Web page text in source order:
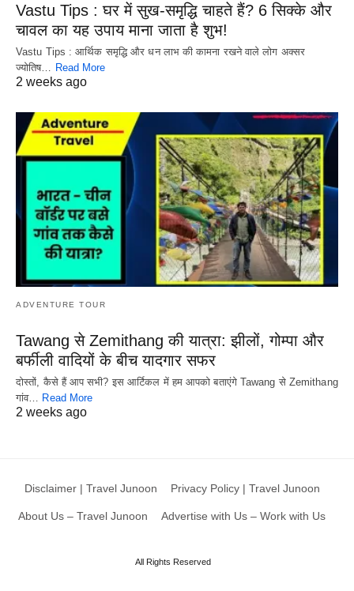
Vastu Tips : घर में सुख-समृद्धि चाहते हैं? 6 सिक्के और
चावल का यह उपाय माना जाता है शुभ!
Vastu Tips : आर्थिक समृद्धि और धन लाभ की कामना रखने वाले लोग अक्सर
ज्योतिष… Read More
2 weeks ago
ADVENTURE TOUR
Tawang से Zemithang की यात्रा: झीलों, गोम्पा और
बर्फीली वादियों के बीच यादगार सफर
दोस्तों, कैसे हैं आप सभी? इस आर्टिकल में हम आपको बताएंगे Tawang से Zemithang
गांव… Read More
2 weeks ago
Disclaimer | Travel Junoon Privacy Policy | Travel Junoon
About Us – Travel Junoon Advertise with Us – Work with Us
All Rights Reserved